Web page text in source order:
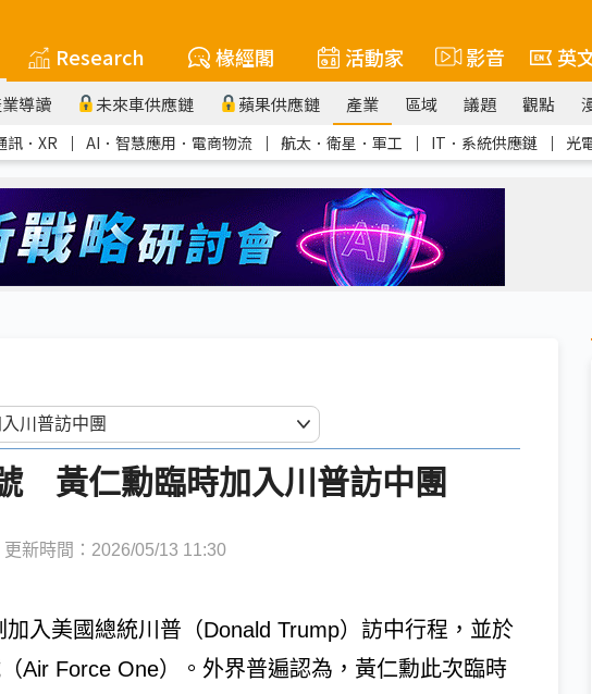
Research 椽經閣 活動家 影音 英
導讀 未來車供應鏈 蘋果供應鏈 產業 區域 議題 觀點
訊．XR ｜ AI．智慧應用．電商物流 ｜ 航太．衛星．軍工 ｜ IT．系統供應鏈 ｜ 光
黃仁勳臨時加入川普訪中團
更新時間：2026/05/13 11:30
入美國總統川普（Donald Trump）訪中行程，並於
Air Force One）。外界普遍認為，黃仁勳此次臨時